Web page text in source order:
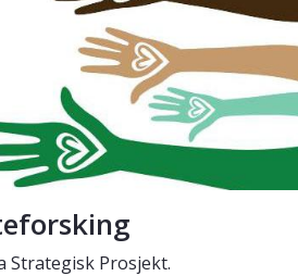
Strategisk Prosjekt.